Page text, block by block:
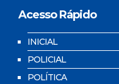
Acesso Rápido
INICIAL
POLICIAL
POLÍTICA